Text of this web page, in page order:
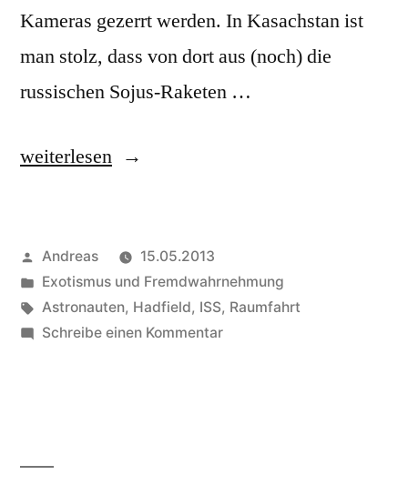
Kameras gezerrt werden. In Kasachstan ist
man stolz, dass von dort aus (noch) die
russischen Sojus-Raketen …
„Chris
Matroschka
und
lustigem
weiterlesen
Veröffentlicht
von
Andreas
15.05.2013
Veröffentlicht
in
Exotismus und Fremdwahrnehmung
Schlagwörter:
Astronauten, Hadfield, ISS, Raumfahrt
Schreibe einen Kommentarzu